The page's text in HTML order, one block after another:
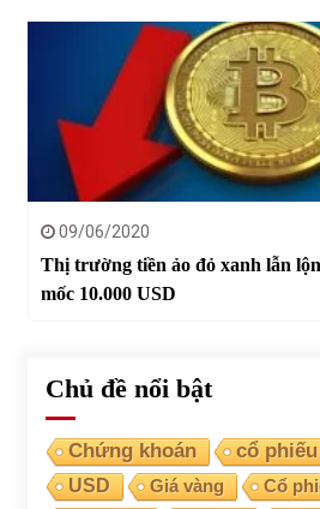
09/06/2020
Thị trường tiền ảo đỏ xanh lẫn
mốc 10.000 USD
Chủ đề nổi bật
Chứng khoán cổ phiếu
USD
Giá vàng Cổ